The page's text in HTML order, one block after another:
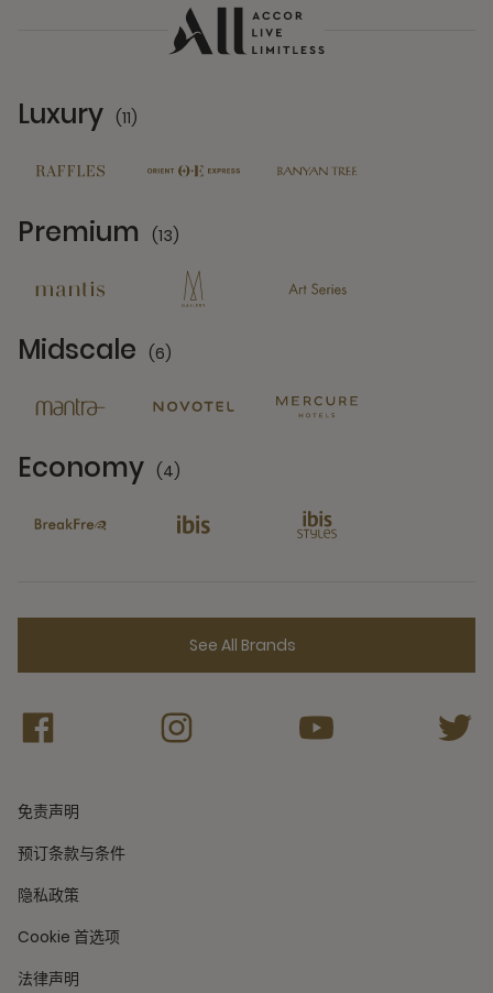
Luxury (11)
Premium (13)
Midscale (6)
Economy (4)
See All Brands
免责声明
预订条款与条件
隐私政策
Cookie 首选项
法律声明